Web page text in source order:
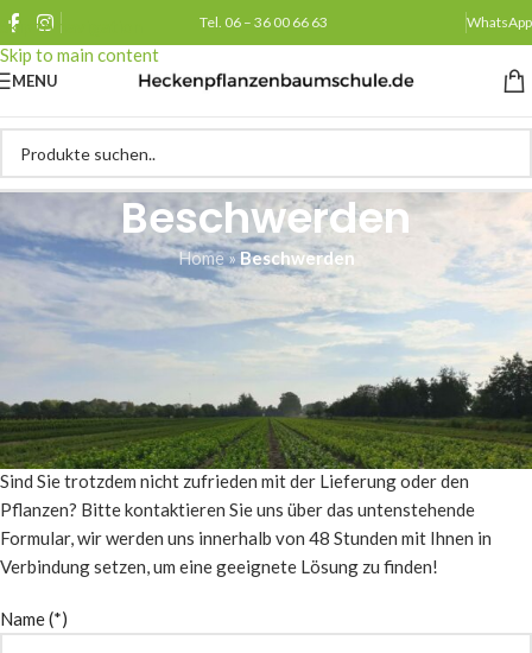
Skip to navigation
Skip to main content
Tel. 06 – 36 00 66 63 WhatsApp
MENU
Beschwerden
Home»Beschwerden
Heckenpflanzenbaumschule.de liefert aus der eigenen Gärtnerei. So
können wir immer höchste Qualität garantieren. Wir geben daher
eine 3-monatige Anwuchsgarantie auf die gelieferten Pflanzen*,
wenn Sie Anspruch auf neue Pflanzen haben, können Sie diese
kostenlos abholen, sie können auch zum normalen Versandtarif
verschickt werden.
Sind Sie trotzdem nicht zufrieden mit der Lieferung oder den
Pflanzen? Bitte kontaktieren Sie uns über das untenstehende
Formular, wir werden uns innerhalb von 48 Stunden mit Ihnen in
Verbindung setzen, um eine geeignete Lösung zu finden!
Name (*)